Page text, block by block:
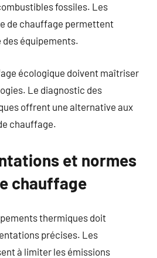
fossiles. Les
de chauffage permettent
des équipements.
écologique doivent maîtriser
Le diagnostic des
offrent une alternative aux
chauffage.
et normes
chauffage
thermiques doit
précises. Les
à limiter les émissions